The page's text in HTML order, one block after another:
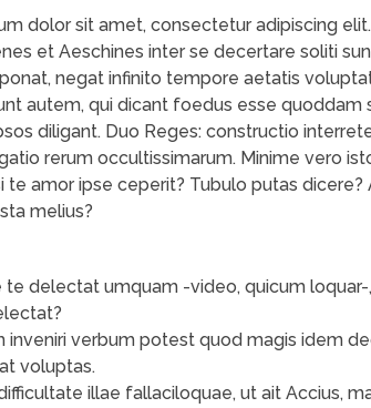
dolor sit amet, consectetur adipiscing
et Aeschines inter se decertare soliti
negat infinito tempore aetatis
autem, qui dicant foedus esse quoddam
diligant. Duo Reges: constructio
rerum occultissimarum. Minime vero
te amor ipse ceperit? Tubulo putas
melius?
te delectat umquam -video, quicum loquar-
inveniri verbum potest quod magis idem
voluptas.
illae fallaciloquae, ut ait Accius,